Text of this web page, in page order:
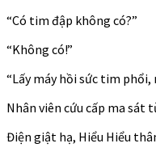
“Có tim đập không có?”
“Không có!”
“Lấy máy hồi sức tim
Nhân viên cứu cấp ma sát
Điện giật hạ, Hiểu Hiểu